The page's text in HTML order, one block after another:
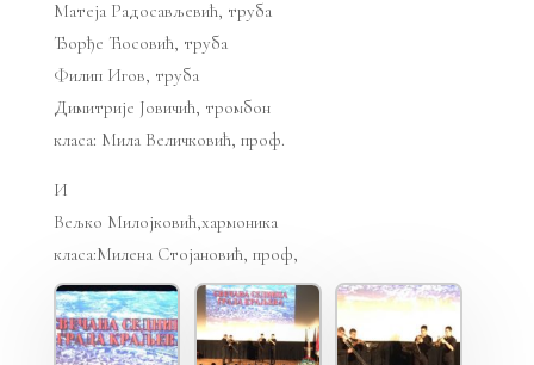
Матеја Радосављевић, труба
Ђорђе Ћосовић, труба
Филип Игов, труба
Димитрије Јовичић, тромбон
класа: Мила Величковић, проф.
И
Вељко Милојковић,хармоника
класа:Милена Стојановић, проф,